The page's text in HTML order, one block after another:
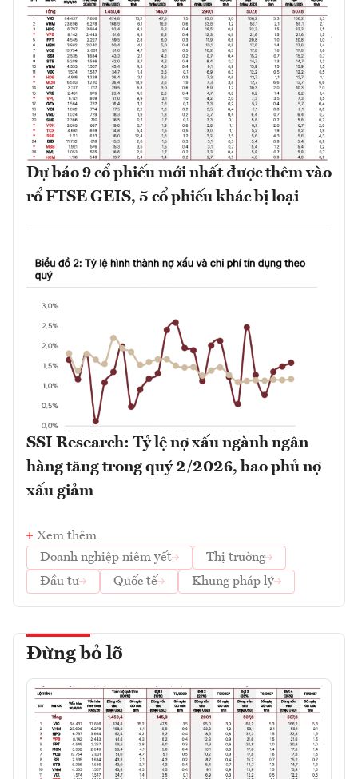
Dự báo 9 cổ phiếu mới nhất được thêm vào
rổ FTSE GEIS, 5 cổ phiếu khác bị loại
SSI Research: Tỷ lệ nợ xấu ngành ngân
hàng tăng trong quý 2/2026, bao phủ nợ
xấu giảm
Xem thêm
Doanh nghiệp niêm yết
Thị trường
Đầu tư
Quốc tế Khung pháp lý
Đừng bỏ lỡ